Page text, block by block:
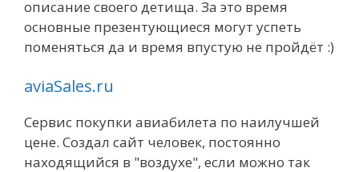
описание своего детища. За это время
основные презентующиеся могут успеть
поменяться да и время впустую не пройдёт :)
aviaSales.ru
Сервис покупки авиабилета по наилучшей
цене. Создал сайт человек, постоянно
находящийся в "воздухе", если можно так